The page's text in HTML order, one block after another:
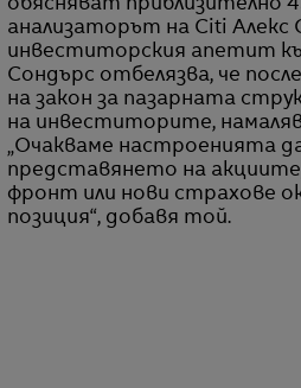
обясняват приблизително
анализаторът на Citi
инвеститорския апетит
Сондърс отбелязва, че
на закон за пазарната
на инвеститорите,
„Очакваме настроенията
представянето на
фронт или нови страхове
позиция“, добавя той.